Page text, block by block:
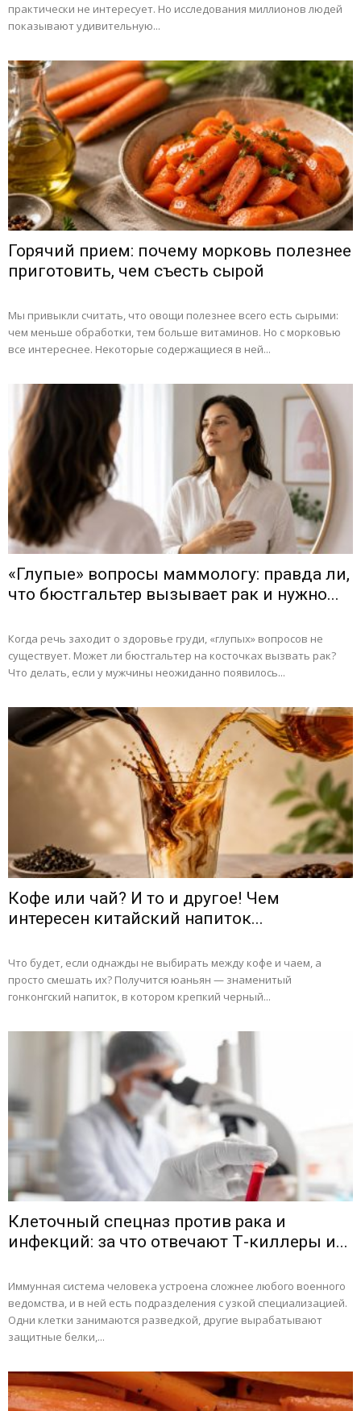
практически не интересует. Но исследования миллионов людей
показывают удивительную...
Горячий прием: почему морковь полезнее
приготовить, чем съесть сырой
Мы привыкли считать, что овощи полезнее всего есть сырыми:
чем меньше обработки, тем больше витаминов. Но с морковью
все интереснее. Некоторые содержащиеся в ней...
«Глупые» вопросы маммологу: правда ли,
что бюстгальтер вызывает рак и нужно...
Когда речь заходит о здоровье груди, «глупых» вопросов не
существует. Может ли бюстгальтер на косточках вызвать рак?
Что делать, если у мужчины неожиданно появилось...
Кофе или чай? И то и другое! Чем
интересен китайский напиток...
Что будет, если однажды не выбирать между кофе и чаем, а
просто смешать их? Получится юаньян — знаменитый
гонконгский напиток, в котором крепкий черный...
Клеточный спецназ против рака и
инфекций: за что отвечают Т-киллеры и...
Иммунная система человека устроена сложнее любого военного
ведомства, и в ней есть подразделения с узкой специализацией.
Одни клетки занимаются разведкой, другие вырабатывают
защитные белки,...